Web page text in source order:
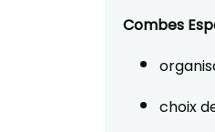
Combes
choix